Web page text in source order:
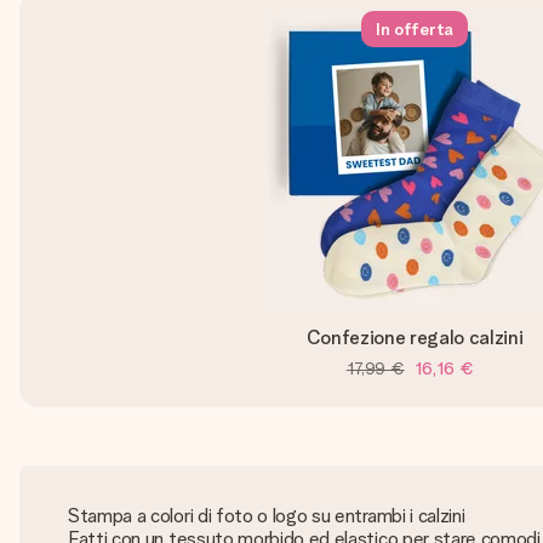
In offerta
Confezione regalo calzini
17,99 € 16,16 €
Stampa a colori di foto o logo su entrambi i calzini